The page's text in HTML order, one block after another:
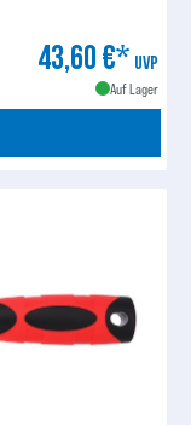
43,60 €* UVP
Auf Lager